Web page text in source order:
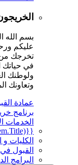
بسم الله
عليكم
تخرجك من
في حياتك
ولوطنك
وتعاونك
عمادة
برنامج
الخدمات
{{mmc.getCurrentTranslation(item.Title)}}
الكليات و
القبول
البرامج